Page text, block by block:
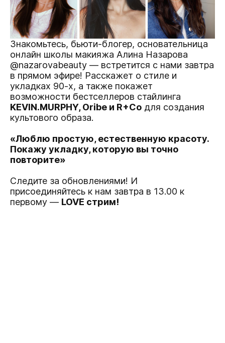
Знакомьтесь, бьюти-блогер, основательница
онлайн школы макияжа Алина Назарова
@nazarovabeauty — встретится с нами завтра
в прямом эфире! Расскажет о стиле и
укладках 90-х, а также покажет
возможности бестселлеров стайлинга
KEVIN.MURPHY, Oribe и R+Co для создания
культового образа.
«Люблю простую, естественную красоту.
Покажу укладку, которую вы точно
повторите»
Следите за обновлениями! И
присоединяйтесь к нам завтра в 13.00 к
первому — LOVE стрим!